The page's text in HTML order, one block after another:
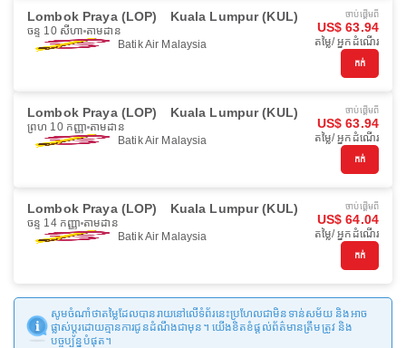
Lombok Praya (LOP) Kuala Lumpur (KUL)
ចន្ទ 10 សីហា តាមដាន
Batik Air Malaysia
ចាប់ផ្ដើមពី
US$ 63.94
តម្លៃ/ អ្នកដំណើរ
កក់
Lombok Praya (LOP) Kuala Lumpur (KUL)
ព្រហ 10 កញ្ញា តាមដាន
Batik Air Malaysia
ចាប់ផ្ដើមពី
US$ 63.94
តម្លៃ/ អ្នកដំណើរ
កក់
Lombok Praya (LOP) Kuala Lumpur (KUL)
ចន្ទ 14 កញ្ញា តាមដាន
Batik Air Malaysia
ចាប់ផ្ដើមពី
US$ 64.04
តម្លៃ/ អ្នកដំណើរ
កក់
សូមចំណាំថាតម្លៃដែលបានរាយនៅលើទំព័រនេះប្រហែលជាមិនទាន់សម័យ និងអាច
ផ្លាស់ប្តូរដោយគ្មានការជូនដំណឹងជាមុន។ យើងខិតខំផ្តល់ព័ត៌មានត្រឹមត្រូវ និង
បច្ចុប្បន្នបំផុត។